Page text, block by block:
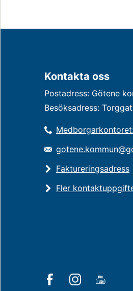
Kontakta oss
Postadress: Götene
Besöksadress:
Faktureringsadress
Fler